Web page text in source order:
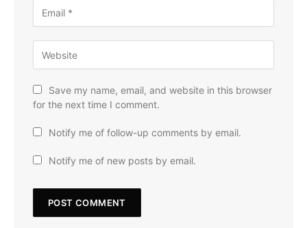
Save my name, email, and website in this browser
for the next time I comment.
Notify me of follow-up comments by email.
Notify me of new posts by email.